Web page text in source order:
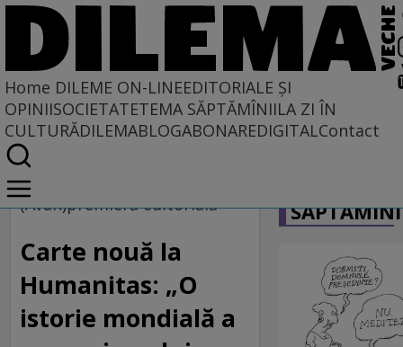
Home DILEME ON-LINEEDITORIALE ȘI
OPINIISOCIETATETEMA SĂPTĂMÎNIILA ZI ÎN
CULTURĂDILEMABLOGABONAREDIGITALContact
Home
Dileme on-line
(Avan)premieră editorială
Carte nouă la
Humanitas: „O
istorie mondială a